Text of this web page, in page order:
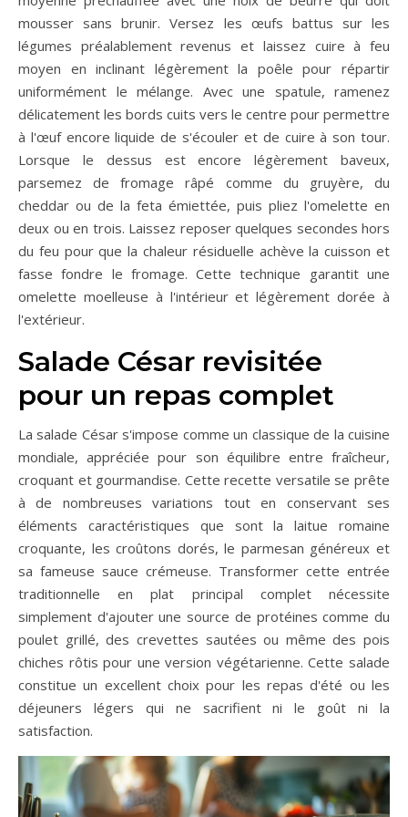
mousser sans brunir. Versez les œufs battus sur les
légumes préalablement revenus et laissez cuire à feu
moyen en inclinant légèrement la poêle pour répartir
uniformément le mélange. Avec une spatule, ramenez
délicatement les bords cuits vers le centre pour permettre
à l'œuf encore liquide de s'écouler et de cuire à son tour.
Lorsque le dessus est encore légèrement baveux,
parsemez de fromage râpé comme du gruyère, du
cheddar ou de la feta émiettée, puis pliez l'omelette en
deux ou en trois. Laissez reposer quelques secondes hors
du feu pour que la chaleur résiduelle achève la cuisson et
fasse fondre le fromage. Cette technique garantit une
omelette moelleuse à l'intérieur et légèrement dorée à
l'extérieur.
Salade César revisitée
pour un repas complet
La salade César s'impose comme un classique de la cuisine
mondiale, appréciée pour son équilibre entre fraîcheur,
croquant et gourmandise. Cette recette versatile se prête
à de nombreuses variations tout en conservant ses
éléments caractéristiques que sont la laitue romaine
croquante, les croûtons dorés, le parmesan généreux et
sa fameuse sauce crémeuse. Transformer cette entrée
traditionnelle en plat principal complet nécessite
simplement d'ajouter une source de protéines comme du
poulet grillé, des crevettes sautées ou même des pois
chiches rôtis pour une version végétarienne. Cette salade
constitue un excellent choix pour les repas d'été ou les
déjeuners légers qui ne sacrifient ni le goût ni la
satisfaction.